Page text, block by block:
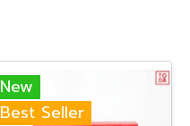
New
Best Seller